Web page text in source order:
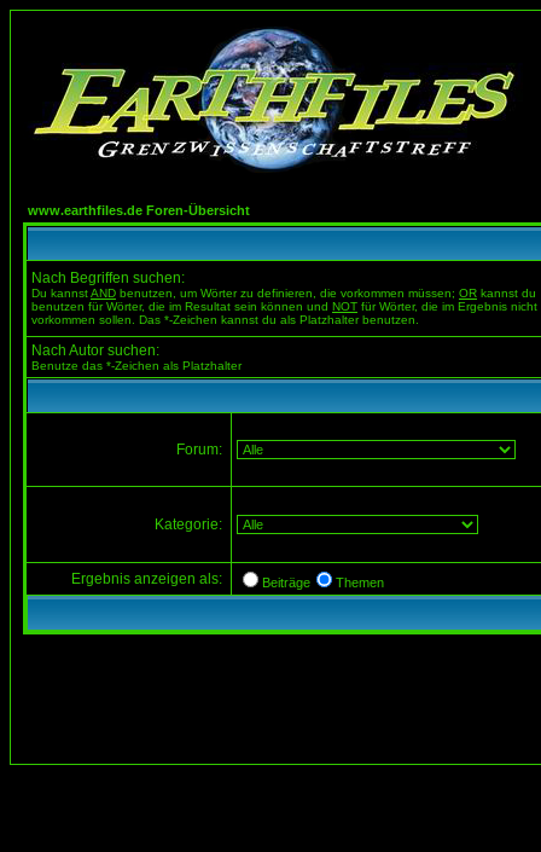
www.earthfiles.de Foren-Übersicht
Nach Begriffen suchen:
Du kannstAND benutzen, um Wörter zu definieren, die vorkommen müssen; OR kannst du
benutzen für Wörter, die im Resultat sein können und NOT für Wörter, die im Ergebnis nicht
vorkommen sollen. Das *-Zeichen kannst du als Platzhalter benutzen.
Nach Autor suchen:
Benutze das *-Zeichen als Platzhalter
Forum:
Kategorie:
Ergebnis anzeigen als: Beiträge Themen